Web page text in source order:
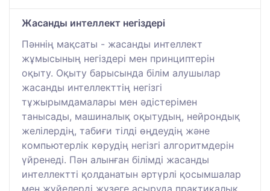
Жасанды интеллект негіздері
Пәннің мақсаты - жасанды интеллект
жұмысының негіздері мен принциптерін
оқыту. Оқыту барысында білім алушылар
жасанды интеллекттің негізгі
тұжырымдамалары мен әдістерімен
танысады, машиналық оқытудың, нейрондық
желілердің, табиғи тілді өңдеудің және
компьютерлік көрудің негізгі алгоритмдерін
үйренеді. Пән алынған білімді жасанды
интеллектті қолданатын әртүрлі қосымшалар
мен жүйелерді жүзеге асыруда практикалық